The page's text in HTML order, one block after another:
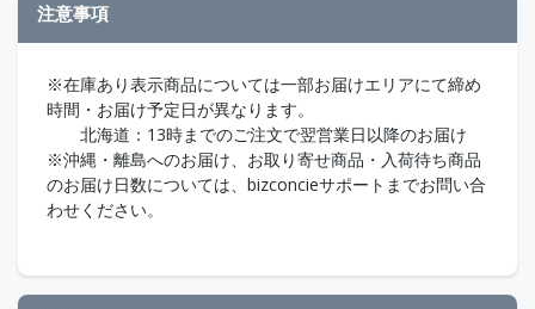
注意事項
※在庫あり表示商品については一部お届けエリアにて締め
時間・お届け予定日が異なります。
北海道：13時までのご注文で翌営業日以降のお届け
※沖縄・離島へのお届け、お取り寄せ商品・入荷待ち商品
のお届け日数については、bizconcieサポートまでお問い合
わせください。